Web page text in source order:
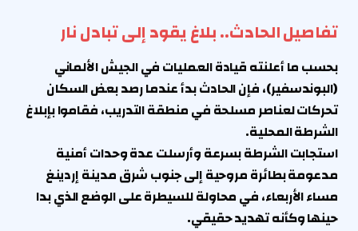
تفاصيل الحادث.. بلاغ يقود إلى تبادل نار
بحسب ما أعلنته قيادة العمليات في الجيش الألماني
(البوندسفير)، فإن الحادث بدأ عندما رصد بعض السكان
تحركات لعناصر مسلحة في منطقة التدريب، فقاموا بإبلاغ
الشرطة المحلية.
استجابت الشرطة بسرعة وأرسلت عدة وحدات أمنية
مدعومة بطائرة مروحية إلى جنوب شرق مدينة إردينغ
مساء الأربعاء، في محاولة للسيطرة على الوضع الذي بدا
حينها وكأنه تهديد حقيقي.